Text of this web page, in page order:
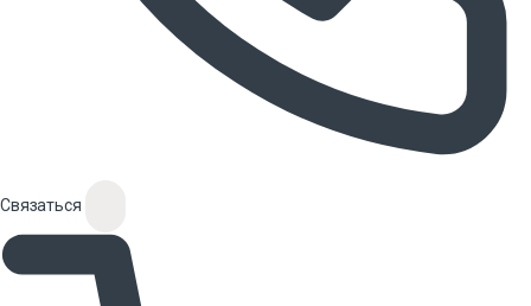
Связаться